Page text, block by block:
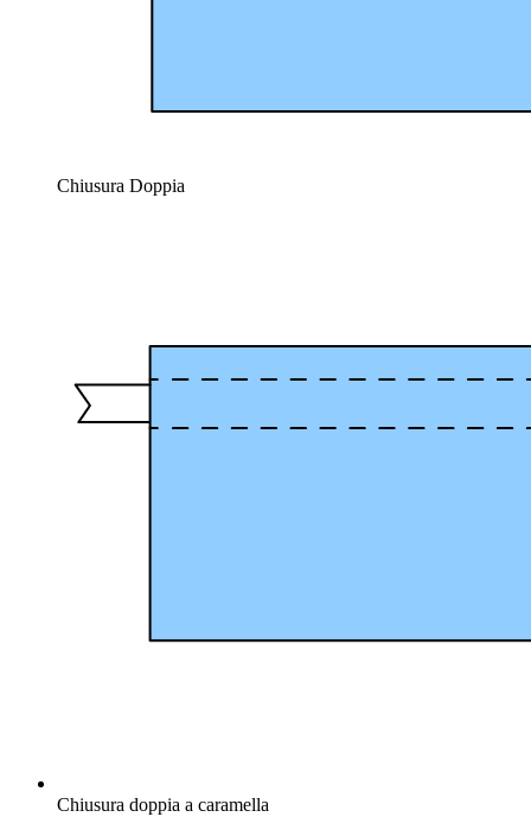
Chiusura Doppia
Chiusura doppia a caramella